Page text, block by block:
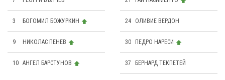
3 БОГОМИЛ БОЖУРКИН
9 НИКОЛАС ПЕНЕВ
10 АНГЕЛ БАРСТУНОВ
24 OЛИВИЕ ВЕРДОН
30 ПЕДРО НАРЕСИ
37 БЕРНАРД ТЕКПЕТЕЙ